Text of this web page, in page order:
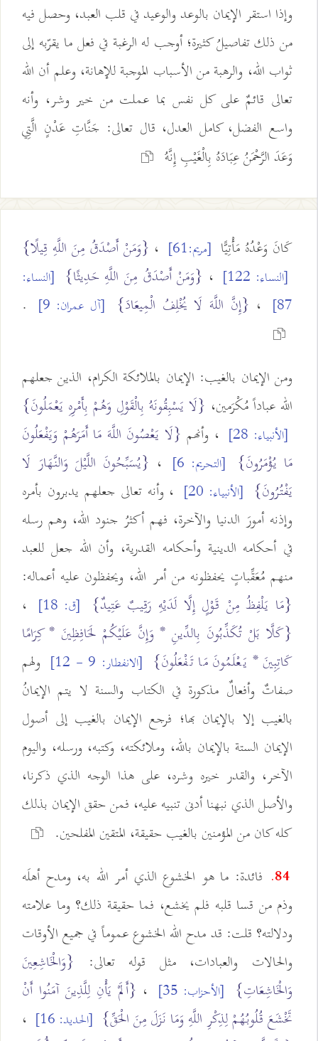
وإذا استقر الإيمان بالوعد والوعيد في قلب العبد، وحصل فيه
من ذلك تفاصيلُ كثيرة؛ أوجب له الرغبة في فعل ما يقرّبه إلى
ثواب الله، والرهبة من الأسباب الموجبة للإهانة، وعلم أن الله
تعالى قائمٌ على كل نفس بما عملت من خير وشر، وأنه
واسع الفضل، كامل العدل، قال تعالى: جَنَّاتِ عَدْنٍ الَّتِي
وَعَدَ الرَّحْمَنُ عِبَادَهُ بِالْغَيْبِ إِنَّهُ
كَانَ وَعْدُهُ مَأْتِيًّا [مريم:61] ، {وَمَنْ أَصْدَقُ مِنَ اللَّهِ قِيلًا}
[النساء: 122] ، {وَمَنْ أَصْدَقُ مِنَ اللَّهِ حَدِيثًا} [النساء:
87]
، {إِنَّ اللَّهَ لَا يُخْلِفُ الْمِيعَادَ} [آل عمران: 9] .
ومن الإيمان بالغيب: الإيمان بالملائكة الكرام، الذين جعلهم
الله عباداً مُكْرَمين، {لَا يَسْبِقُونَهُ بِالْقَوْلِ وَهُمْ بِأَمْرِهِ يَعْمَلُونَ}
[الأنبياء: 28] ، وأنهم {لَا يَعْصُونَ اللَّهَ مَا أَمَرَهُمْ وَيَفْعَلُونَ
مَا يُؤْمَرُونَ} [التحريم: 6] ، {يُسَبِّحُونَ اللَّيْلَ وَالنَّهَارَ لَا
يَفْتُرُونَ} [الأنبياء: 20]
، وأنه تعالى جعلهم يدبرون بأمره
وإذنه أمورَ الدنيا والآخرة، فهم أكثرُ جنود الله، وهم رسله
في أحكامه الدينية وأحكامه القدرية، وأن الله جعل للعبد
منهم مُعَقِّباتٍ يحفظونه من أمر الله، ويحفظون عليه أعماله:
{مَا يَلْفِظُ مِنْ قَوْلٍ إِلَّا لَدَيْهِ رَقِيبٌ عَتِيدٌ} [ق: 18]
،
{كَلَّا بَلْ تُكَذِّبُونَ بِالدِّينِ * وَإِنَّ عَلَيْكُمْ لَحَافِظِينَ * كِرَامًا
كَاتِبِينَ * يَعْلَمُونَ مَا تَفْعَلُونَ} [الانفطار: 9 - 12]
ولهم
صفاتٌ وأفعالٌ مذكورة في الكتاب والسنة لا يتم الإيمانُ
بالغيب إلا بالإيمان بها؛ فرجع الإيمان بالغيب إلى أصول
الإيمان الستة بالإيمان بالله، وملائكته، وكتبه، ورسله، واليوم
الآخر، والقدر خيره وشره، على هذا الوجه الذي ذكرنا،
والأصل الذي نبهنا أدنى تنبيه عليه، فمن حقق الإيمان بذلك
كله كان من المؤمنين بالغيب حقيقة، المتقين المفلحين.
84. فائدة: ما هو الخشوع الذي أمر الله به، ومدح أهلَه
وذم من قسا قلبه فلم يخشع، فما حقيقة ذلك؟ وما علامته
ودلالته؟ قلت: قد مدح الله الخشوع عموماً في جميع الأوقات
والحالات والعبادات، مثل قوله تعالى: {وَالْخَاشِعِينَ
وَالْخَاشِعَاتِ} [الأحزاب: 35] ، {أَلَمْ يَأْنِ لِلَّذِينَ آمَنُوا أَنْ
تَخْشَعَ قُلُوبُهُمْ لِذِكْرِ اللَّهِ وَمَا نَزَلَ مِنَ الْحَقِّ} [الحديد: 16]
،